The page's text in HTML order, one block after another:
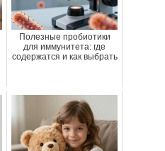
Полезные пробиотики
для иммунитета: где
содержатся и как выбрать